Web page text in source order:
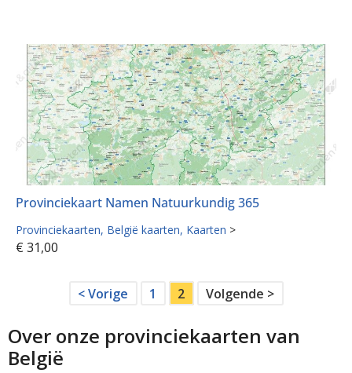
Provinciekaart Namen Natuurkundig 365
Provinciekaarten België kaarten Kaarten >
€ 31,00
< Vorige 1 2 Volgende >
Over onze provinciekaarten van
België